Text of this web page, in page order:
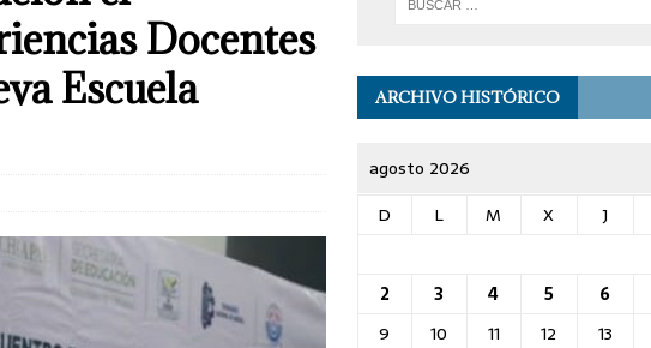
Docentes
Escuela
ARCHIVO HISTÓRICO
agosto 2026
D
L M X J
2
3 4 5 6
9
10 11 12 13